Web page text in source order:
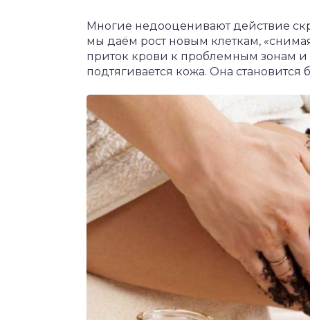
Многие недооценивают действие
мы даём рост новым клеткам,
приток крови к проблемным зонам
подтягивается кожа. Она становится